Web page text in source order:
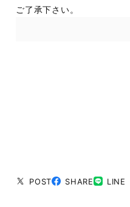
ご了承下さい。
POST SHARE LINE